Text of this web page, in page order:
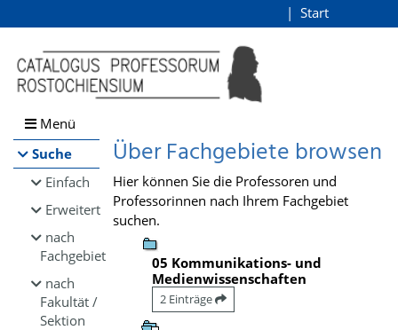
Browsen
direkt zum Inhalt
Start
Menü
Suche
Einfach
Erweitert
nach
Fachgebiet
nach
Fakultät /
Sektion
Über Fachgebiete browsen
Hier können Sie die Professoren und
Professorinnen nach Ihrem Fachgebiet
suchen.
05 Kommunikations- und
Medienwissenschaften
2 Einträge